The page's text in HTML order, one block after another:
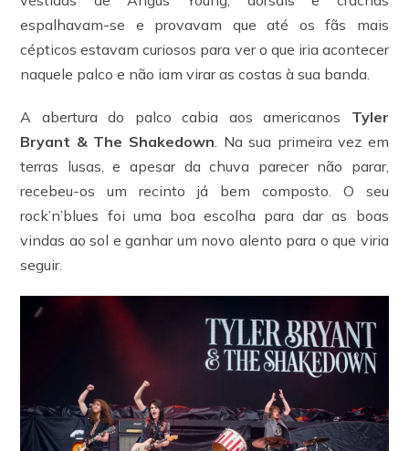
espalhavam-se e provavam que até os fãs mais
cépticos estavam curiosos para ver o que iria acontecer
naquele palco e não iam virar as costas à sua banda.
A abertura do palco cabia aos americanos Tyler
Bryant & The Shakedown. Na sua primeira vez em
terras lusas, e apesar da chuva parecer não parar,
recebeu-os um recinto já bem composto. O seu
rock’n’blues foi uma boa escolha para dar as boas
vindas ao sol e ganhar um novo alento para o que viria
seguir.